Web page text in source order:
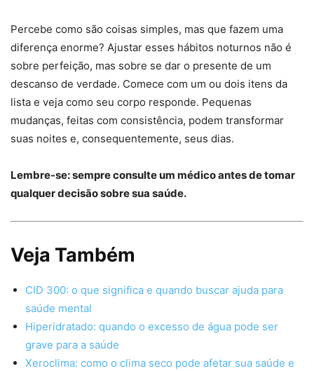
Percebe como são coisas simples, mas que fazem uma
diferença enorme? Ajustar esses hábitos noturnos não é
sobre perfeição, mas sobre se dar o presente de um
descanso de verdade. Comece com um ou dois itens da
lista e veja como seu corpo responde. Pequenas
mudanças, feitas com consistência, podem transformar
suas noites e, consequentemente, seus dias.
Lembre-se: sempre consulte um médico antes de tomar
qualquer decisão sobre sua saúde.
Veja Também
CID 300: o que significa e quando buscar ajuda para
saúde mental
Hiperidratado: quando o excesso de água pode ser
grave para a saúde
Xeroclima: como o clima seco pode afetar sua saúde e